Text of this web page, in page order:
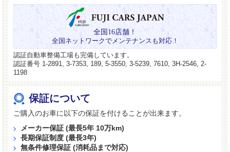
全国16店舗！
全国ネットワークでメンテナンスも対応！
認証自動車整備工場も完備しています。
認証番号 1-2891, 3-7353, 189, 5-3550, 3-5239, 7610, 3H-2546, 2-
1198
保証について
ご購入のお車に以下の保証を付けることが出来ます。
メーカー保証 (最長5年 10万km)
長期保証制度 (最長3年)
無条件修理保証 (消耗品まで対応)